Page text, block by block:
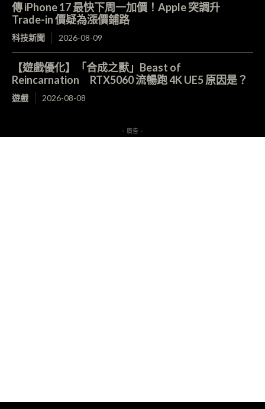
傳 iPhone 17 最快下周一加價！Apple 突調升
Trade-in 價疑為漲價鋪路
科技新聞 2026-08-09
【遊戲優化】「合成之獸」Beast of
Reincarnation RTX5060 流暢跑 4K UE5 原因是？
遊戲 2026-08-08
- 廣告 -